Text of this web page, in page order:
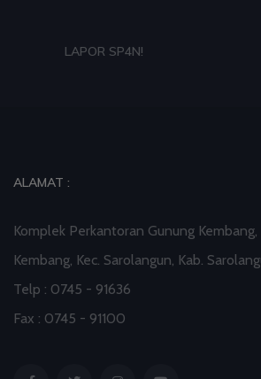
01 Aug 2026 18:00 artikel
LAPOR SP4N!
ALAMAT :
Komplek Perkantoran Gunung Kembang,
Kembang, Kec. Sarolangun, Kab.
Telp : 0745 - 91636
Fax : 0745 - 91100